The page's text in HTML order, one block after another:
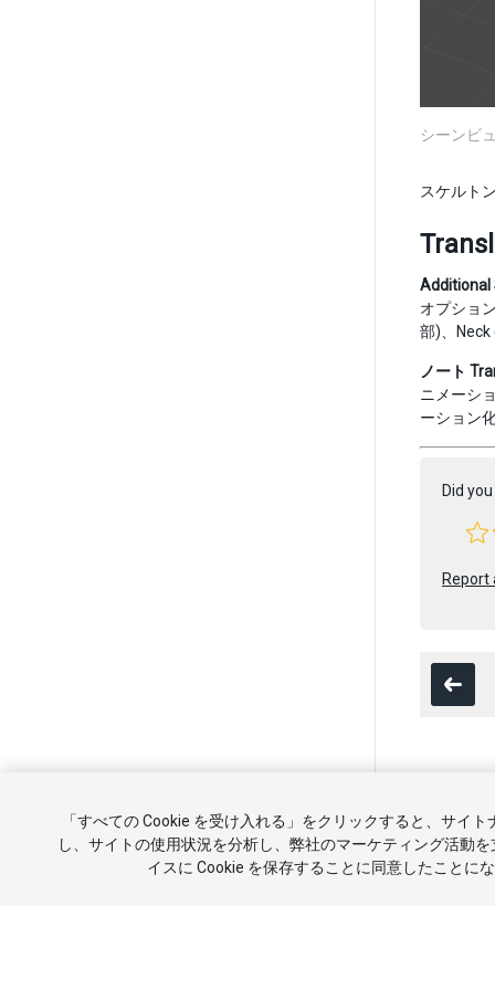
シーンビ
スケルト
Additional
オプショ
部)、
ノート
ニメーシ
ーション
Did
Report
チュート
「すべての Cookie を受け入れる」をクリックすると、サイ
し、サイトの使用状況を分析し、弊社のマーケティング活動
イスに Cookie を保存することに同意したことに